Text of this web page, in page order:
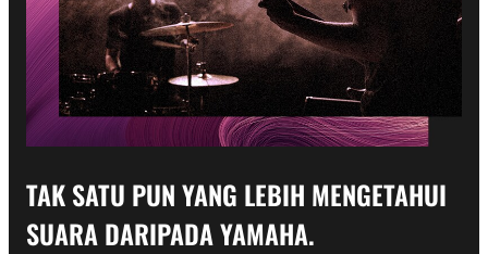
TAK SATU PUN YANG LEBIH MENGETAHUI
SUARA DARIPADA YAMAHA.